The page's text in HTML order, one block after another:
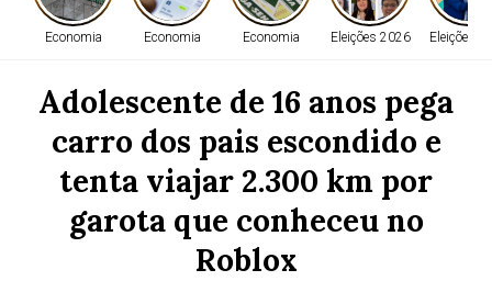
Economia Economia Economia Eleições 2026 Eleições
Adolescente de 16 anos pega
carro dos pais escondido e
tenta viajar 2.300 km por
garota que conheceu no
Roblox